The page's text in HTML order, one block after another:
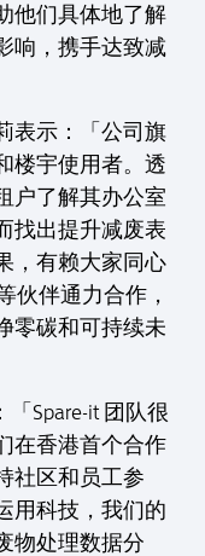
他们具体地了解
响，携手达致减
表示：「公司旗
楼宇使用者。透
户了解其办公室
找出提升减废表
，有赖大家同心
伙伴通力合作，
零碳和可持续未
「Spare-it 团队很
在香港首个合作
社区和员工参
用科技，我们的
物处理数据分